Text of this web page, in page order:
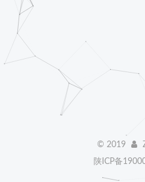
© 2019
陕ICP备